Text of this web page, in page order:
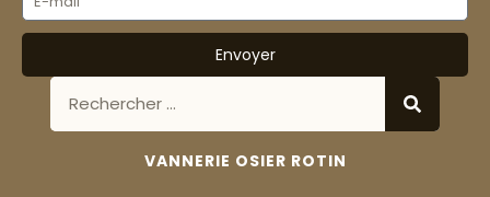
Envoyer
VANNERIE OSIER ROTIN